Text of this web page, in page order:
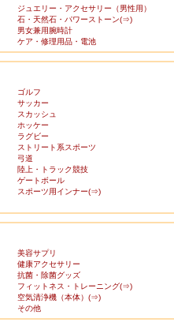
ジュエリー・アクセサリー（男性用）
石・天然石・パワーストーン(⇒)
男女兼用腕時計
ケア・修理用品・電池
ゴルフ
サッカー
スカッシュ
ホッケー
ラグビー
ストリート系スポーツ
弓道
陸上・トラック競技
ゲートボール
スポーツ用インナー(⇒)
美容サプリ
健康アクセサリー
抗菌・除菌グッズ
フィットネス・トレーニング(⇒)
空気清浄機（本体）(⇒)
その他